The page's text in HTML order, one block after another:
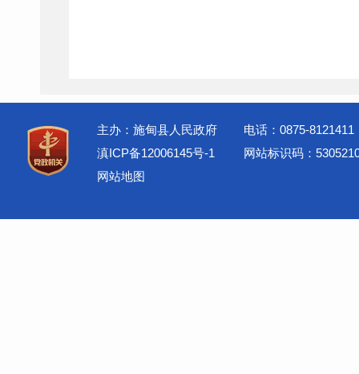
主办：施甸县人民政府
电话：0875-8121411
滇ICP备12006145号-1
网站标识码：
网站地图